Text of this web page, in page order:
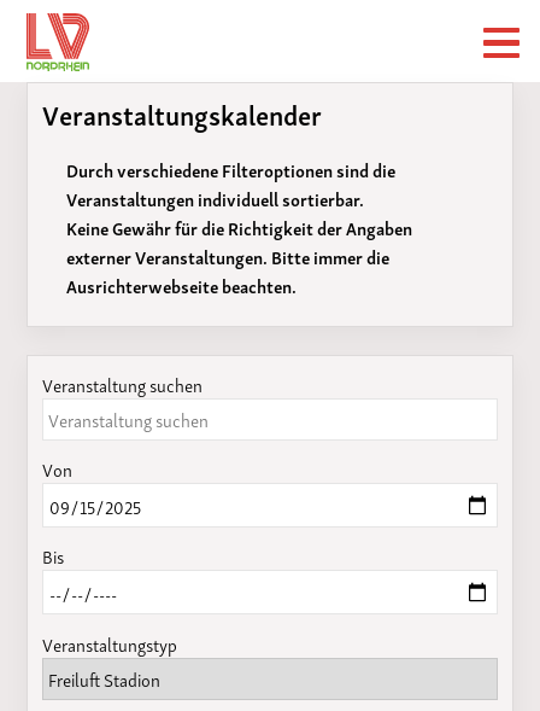
Veranstaltungskalender
Durch verschiedene Filteroptionen sind die
Veranstaltungen individuell sortierbar.
Keine Gewähr für die Richtigkeit der Angaben
externer Veranstaltungen. Bitte immer die
Ausrichterwebseite beachten.
Veranstaltung suchen
Von
Bis
Veranstaltungstyp